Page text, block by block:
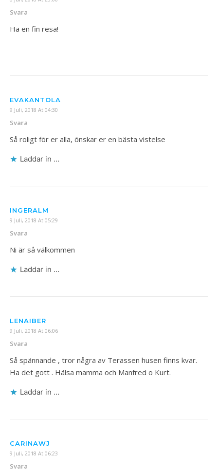
Svara
Ha en fin resa!
EVAKANTOLA
9 Juli, 2018 At 04:30
Svara
Så roligt för er alla, önskar er en bästa vistelse
Laddar in …
INGERALM
9 Juli, 2018 At 05:29
Svara
Ni är så välkommen
Laddar in …
LENAIBER
9 Juli, 2018 At 06:06
Svara
Så spännande , tror några av Terassen husen finns kvar.
Ha det gott . Hälsa mamma och Manfred o Kurt.
Laddar in …
CARINAWJ
9 Juli, 2018 At 06:23
Svara